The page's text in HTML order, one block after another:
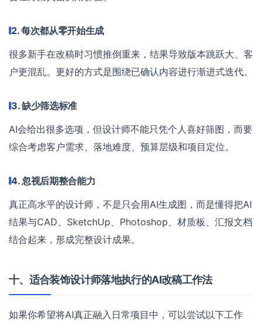
2. 每次都从零开始生成
很多新手在改稿时习惯推倒重来，结果导致版本跳跃大、客
户更混乱。更好的方式是围绕已确认内容进行渐进式迭代。
3. 缺少筛选标准
AI会给出很多选项，但设计师不能只凭个人喜好筛图，而要
综合考虑客户需求、落地难度、预算层级和项目定位。
4. 忽视后期整合能力
真正高水平的设计师，不是只会用AI生成图，而是懂得把AI
结果与CAD、SketchUp、Photoshop、材质板、汇报文档
结合起来，形成完整设计成果。
十、适合装饰设计师落地执行的AI改稿工作法
如果你希望将AI真正融入日常项目中，可以尝试以下工作